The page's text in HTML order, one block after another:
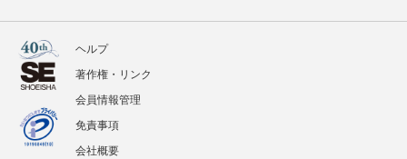
ヘルプ
著作権・リンク
会員情報管理
免責事項
会社概要